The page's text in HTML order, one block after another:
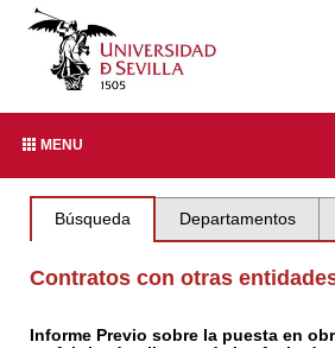
MENU
Búsqueda Departamentos
Contratos con otras
Informe Previo sobre la puesta en